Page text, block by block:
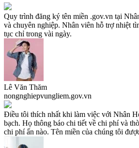
Quy trình đăng ký tên miền .gov.vn tại
và chuyên nghiệp. Nhân viên hỗ trợ nhiệt
tục chỉ trong vài ngày.
Lê Văn Thăm
nongnghiepvungliem.gov.vn
Điều tôi thích nhất khi làm việc với Nhân
bạch. Họ thông báo chi tiết về chi phí và
chi phí ẩn nào. Tên miền của chúng tôi